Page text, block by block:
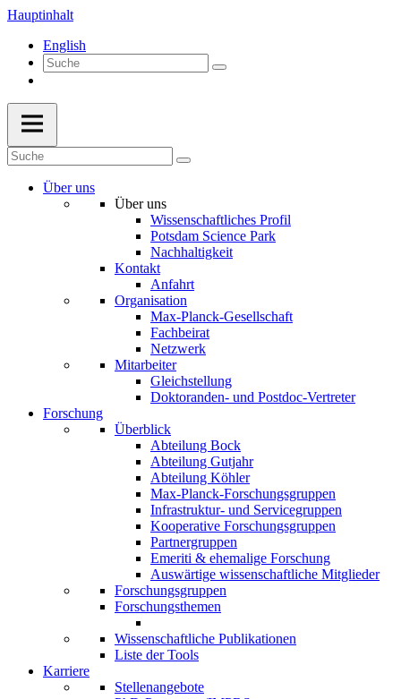
Hauptinhalt
English
Über uns
Über uns
Wissenschaftliches Profil
Potsdam Science Park
Nachhaltigkeit
Kontakt
Anfahrt
Organisation
Max-Planck-Gesellschaft
Fachbeirat
Netzwerk
Mitarbeiter
Gleichstellung
Doktoranden- und Postdoc-Vertreter
Forschung
Überblick
Abteilung Bock
Abteilung Gutjahr
Abteilung Köhler
Max-Planck-Forschungsgruppen
Infrastruktur- und Servicegruppen
Kooperative Forschungsgruppen
Partnergruppen
Emeriti & ehemalige Forschung
Auswärtige wissenschaftliche Mitglieder
Forschungsgruppen
Forschungsthemen
Wissenschaftliche Publikationen
Liste der Tools
Karriere
Stellenangebote